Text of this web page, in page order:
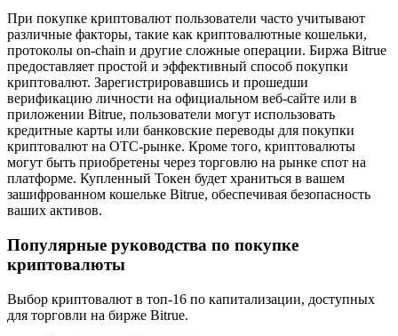
Фьючерсы на COIN-M
Криптовалютные фьючерсы
TradFi
сырьевые товары
При покупке криптовалют пользователи часто учитывают
различные факторы, такие как криптовалютные кошельки,
протоколы on-chain и другие сложные операции. Биржа Bitrue
предоставляет простой и эффективный способ покупки
криптовалют. Зарегистрировавшись и прошедши
верификацию личности на официальном веб-сайте или в
приложении Bitrue, пользователи могут использовать
кредитные карты или банковские переводы для покупки
криптовалют на OTC-рынке. Кроме того, криптовалюты
могут быть приобретены через торговлю на рынке спот на
платформе. Купленный Токен будет храниться в вашем
зашифрованном кошельке Bitrue, обеспечивая безопасность
ваших активов.
Популярные руководства по покупке
криптовалюты
Выбор криптовалют в топ-16 по капитализации, доступных
для торговли на бирже Bitrue.